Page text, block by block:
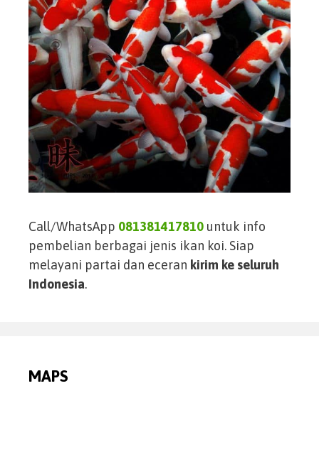
Call/WhatsApp 081381417810 untuk info
pembelian berbagai jenis ikan koi. Siap
melayani partai dan eceran kirim ke seluruh
Indonesia.
MAPS